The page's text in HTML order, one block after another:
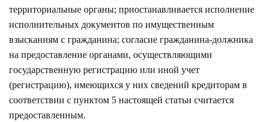
территориальные органы; приостанавливается исполнение
исполнительных документов по имущественным
взысканиям с гражданина; согласие гражданина-должника
на предоставление органами, осуществляющими
государственную регистрацию или иной учет
(регистрацию), имеющихся у них сведений кредиторам в
соответствии с пунктом 5 настоящей статьи считается
предоставленным.